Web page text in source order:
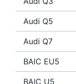
Audi Q5
Audi Q7
BAIC EU5
BAIC U5